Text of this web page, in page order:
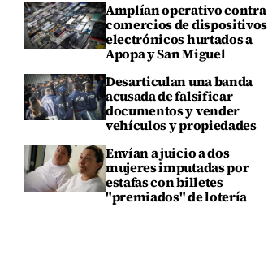
Amplían operativo contra
comercios de dispositivos
electrónicos hurtados a
Apopa y San Miguel
Desarticulan una banda
acusada de falsificar
documentos y vender
vehículos y propiedades
Envían a juicio a dos
mujeres imputadas por
estafas con billetes
"premiados" de lotería